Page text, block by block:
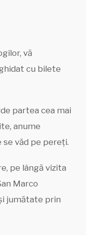
vă
cu bilete
partea cea mai
anume
văd pe pereți.
pe lângă vizita
Marco
jumătate prin